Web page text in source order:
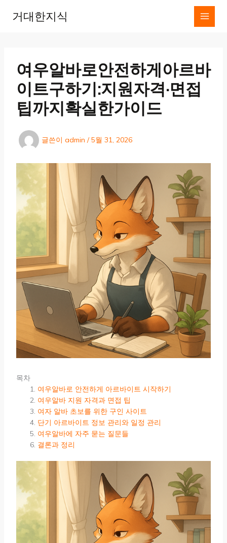
거대한지식
여우알바로안전하게아르바
이트구하기:지원자격·면접
팁까지확실한가이드
글쓴이 admin /5월 31, 2026
목차
여우알바로 안전하게 아르바이트 시작하기
여우알바 지원 자격과 면접 팁
여자 알바 초보를 위한 구인 사이트
단기 아르바이트 정보 관리와 일정 관리
여우알바에 자주 묻는 질문들
결론과 정리